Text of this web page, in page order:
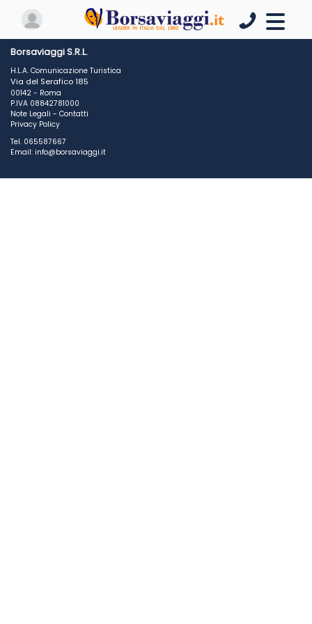
Borsaviaggi S.R.L.
H.L.A. Comunicazione Turistica
Via del Serafico 185
00142 - Roma
P.IVA 08842781000
Note Legali - Contatti
Privacy Policy
Tel. 065587667
Email: info@borsaviaggi.it